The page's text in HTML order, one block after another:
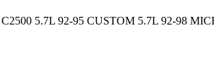
5.7L 92-95 CUSTOM 5.7L 92-98